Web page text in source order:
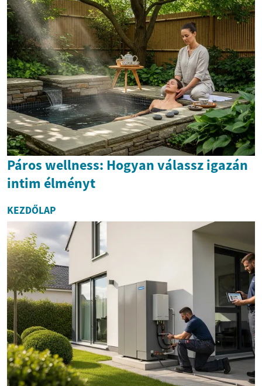
Páros wellness: Hogyan válassz igazán
intim élményt
KEZDŐLAP